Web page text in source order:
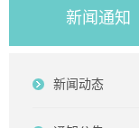
新闻通知
新闻动态